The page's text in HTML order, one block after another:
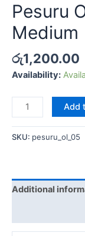
Pesuru
Medium
රු1,200.00
Availability:
Add
SKU: pesuru_ol_05
Additional